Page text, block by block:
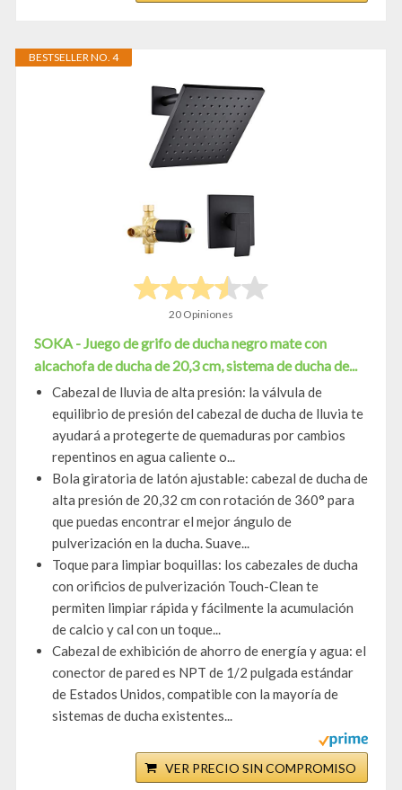
BESTSELLER NO. 4
20 Opiniones
SOKA - Juego de grifo de ducha negro mate con
alcachofa de ducha de 20,3 cm, sistema de ducha de...
Cabezal de lluvia de alta presión: la válvula de
equilibrio de presión del cabezal de ducha de lluvia te
ayudará a protegerte de quemaduras por cambios
repentinos en agua caliente o...
Bola giratoria de latón ajustable: cabezal de ducha de
alta presión de 20,32 cm con rotación de 360° para
que puedas encontrar el mejor ángulo de
pulverización en la ducha. Suave...
Toque para limpiar boquillas: los cabezales de ducha
con orificios de pulverización Touch-Clean te
permiten limpiar rápida y fácilmente la acumulación
de calcio y cal con un toque...
Cabezal de exhibición de ahorro de energía y agua: el
conector de pared es NPT de 1/2 pulgada estándar
de Estados Unidos, compatible con la mayoría de
sistemas de ducha existentes...
VER PRECIO SIN COMPROMISO